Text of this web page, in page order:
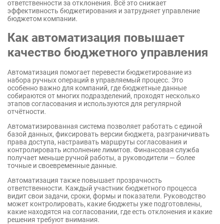
ответственности за отклонения. Всё это снижает
эффективность бюджетирования и затрудняет управление
бюджетом компании.
Как автоматизация повышает
качество бюджетного управления
Автоматизация помогает перевести бюджетирование из
набора ручных операций в управляемый процесс. Это
особенно важно для компаний, где бюджетные данные
собираются от многих подразделений, проходят несколько
этапов согласования и используются для регулярной
отчётности.
Автоматизированная система позволяет работать с единой
базой данных, фиксировать версии бюджета, разграничивать
права доступа, настраивать маршруты согласования и
контролировать исполнение лимитов. Финансовая служба
получает меньше ручной работы, а руководители — более
точные и своевременные данные.
Автоматизация также повышает прозрачность
ответственности. Каждый участник бюджетного процесса
видит свои задачи, сроки, формы и показатели. Руководство
может контролировать, какие бюджеты уже подготовлены,
какие находятся на согласовании, где есть отклонения и какие
решения требуют внимания.